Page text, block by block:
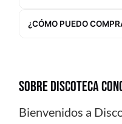
¿CÓMO PUEDO
SOBRE DISCOTECA
Bienvenidos a